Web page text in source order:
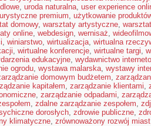
, uroda naturalna, user experience
premium, użytkowanie
domowy, warsztaty artystyczne,
online, webdesign, wernisaż,
, winiarstwo, wirtualizacja, wirtualna
, wirtualne konferencje, wirtualne targi,
edukacyjne, wydawnictwo
ogrodu, wystawa malarska, wystawy
domowym budżetem,
kapitałem, zarządzanie klientami,
, zarządzanie odpadami,
, zdalne zarządzanie zespołem,
dorosłych, zdrowie publiczne,
klimatyczne, zrównoważony rozwój miast